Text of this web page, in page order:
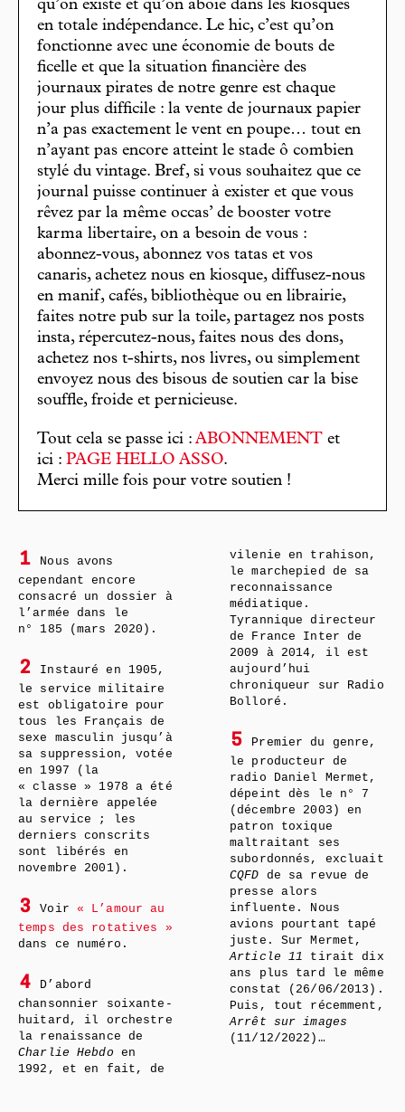
qu’on existe et qu’on aboie dans les kiosques
en totale indépendance. Le hic, c’est qu’on
fonctionne avec une économie de bouts de
ficelle et que la situation financière des
journaux pirates de notre genre est chaque
jour plus difficile : la vente de journaux papier
n’a pas exactement le vent en poupe… tout en
n’ayant pas encore atteint le stade ô combien
stylé du vintage. Bref, si vous souhaitez que ce
journal puisse continuer à exister et que vous
rêvez par la même occas’ de booster votre
karma libertaire, on a besoin de vous :
abonnez-vous, abonnez vos tatas et vos
canaris, achetez nous en kiosque, diffusez-nous
en manif, cafés, bibliothèque ou en librairie,
faites notre pub sur la toile, partagez nos posts
insta, répercutez-nous, faites nous des dons,
achetez nos t-shirts, nos livres, ou simplement
envoyez nous des bisous de soutien car la bise
souffle, froide et pernicieuse.
Tout cela se passe ici : ABONNEMENT et
ici : PAGE HELLO ASSO.
Merci mille fois pour votre soutien !
1
Nous avons
cependant encore
consacré un dossier à
l’armée dans le
n° 185 (mars 2020).
2
Instauré en 1905,
le service militaire
est obligatoire pour
tous les Français de
sexe masculin jusqu’à
sa suppression, votée
en 1997 (la
« classe » 1978 a été
la dernière appelée
au service ; les
derniers conscrits
sont libérés en
novembre 2001).
3 Voir « L’amour au
temps des rotatives »
dans ce numéro.
4
D’abord
chansonnier soixante-
huitard, il orchestre
la renaissance de
Charlie Hebdo en
1992, et en fait, de
vilenie en trahison,
le marchepied de sa
reconnaissance
médiatique.
Tyrannique directeur
de France Inter de
2009 à 2014, il est
aujourd’hui
chroniqueur sur Radio
Bolloré.
5
Premier du genre,
le producteur de
radio Daniel Mermet,
dépeint dès le n° 7
(décembre 2003) en
patron toxique
maltraitant ses
subordonnés, excluait
CQFD de sa revue de
presse alors
influente. Nous
avions pourtant tapé
juste. Sur Mermet,
Article 11 tirait dix
ans plus tard le même
constat (26/06/2013).
Puis, tout récemment,
Arrêt sur images
(11/12/2022)…